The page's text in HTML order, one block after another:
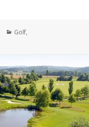
Kategorien
Golf,